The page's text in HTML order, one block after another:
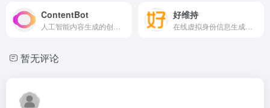
ContentBot 好维持
暂无评论